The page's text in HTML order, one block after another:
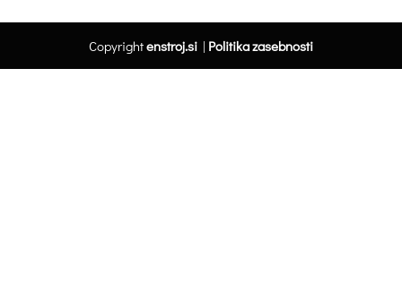
Copyrightenstroj.si| Politika zasebnosti